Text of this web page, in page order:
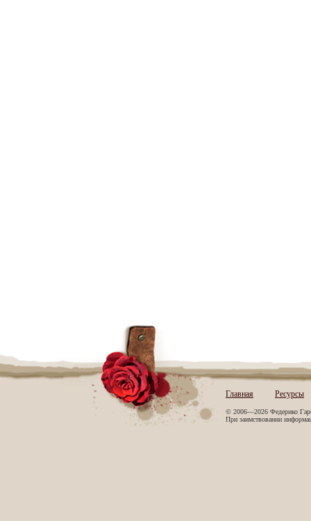
Главная Ресурсы
© 2006—2026 Федерико
При заимствовании